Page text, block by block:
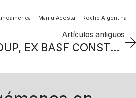
Marilú Acosta
Roche Argentina
SIKA GROUP ADQUIRIRÁ MBCC GROUP, EX BASF CONSTRUCTION CHEMICALS
Artículos antiguos